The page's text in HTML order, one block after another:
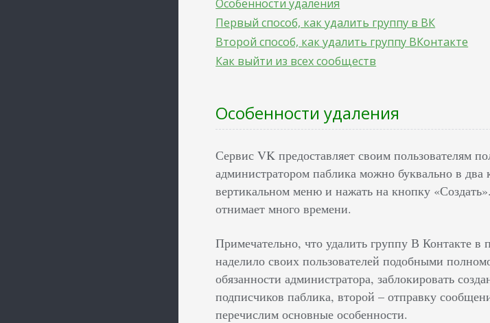
Особенности удаления
Первый способ, как удалить группу в ВК
Второй способ, как удалить группу ВКонтакте
Как выйти из всех сообществ
Особенности удаления
Сервис VK предоставляет своим пользователям
администратором паблика можно буквально в
вертикальном меню и нажать на кнопку
отнимает много времени.
Примечательно, что удалить группу В Контакте
наделило своих пользователей подобными
обязанности администратора, заблокировать
подписчиков паблика, второй – отправку
перечислим основные особенности.